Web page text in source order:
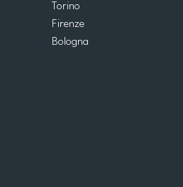
Torino
Firenze
Bologna